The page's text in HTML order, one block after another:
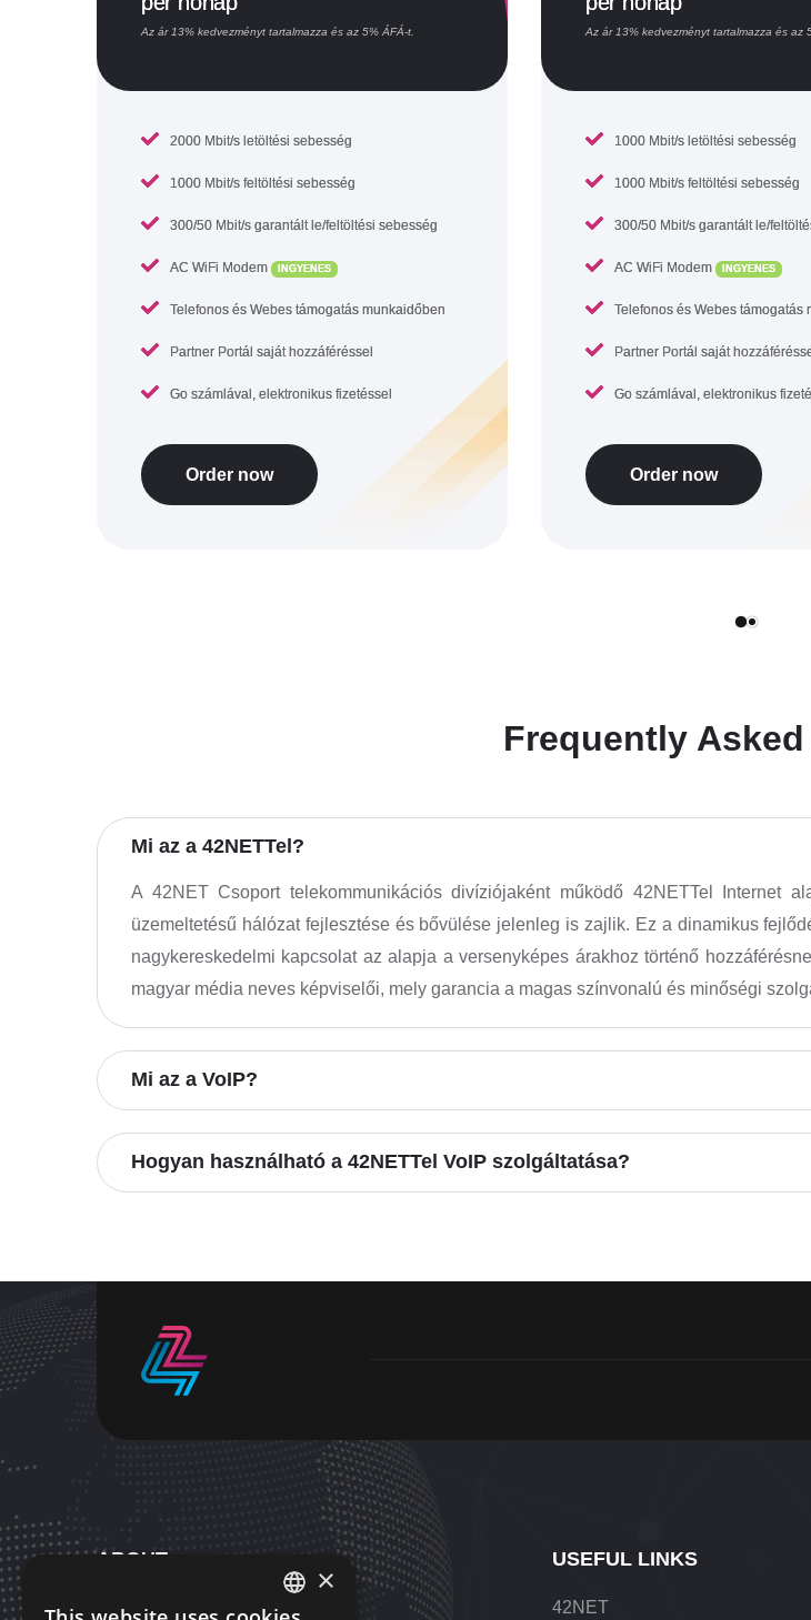
Az ár 13% kedvezményt tartalmazza és az 5% ÁFÁ-t.
2000 Mbit/s letöltési sebesség
1000 Mbit/s feltöltési sebesség
300/50 Mbit/s garantált le/feltöltési sebesség
AC WiFi Modem INGYENES
Telefonos és Webes támogatás munkaidőben
Partner Portál saját hozzáféréssel
Go számlával, elektronikus fizetéssel
Order now
Az ár 13% kedvezményt tartalmazza és az
1000 Mbit/s letöltési sebesség
1000 Mbit/s feltöltési sebesség
300/50 Mbit/s garantált le/
AC WiFi Modem INGYENES
Telefonos és Webes támogatás
Partner Portál saját
Go számlával, elektronikus
Order now
Frequently
Mi az a 42NETTel?
A 42NET Csoport telekommunikációs divíziójaként működő 42NETTel Internet
üzemeltetésű hálózat fejlesztése és bővülése jelenleg is zajlik. Ez a dinamikus
nagykereskedelmi kapcsolat az alapja a versenyképes árakhoz történő
magyar média neves képviselői, mely garancia a magas színvonalú és minőségi
Mi az a VoIP?
Hogyan használható a 42NETTel VoIP szolgáltatása?
ABOUT
There are many variations passages
USEFUL LINKS
42NET
×